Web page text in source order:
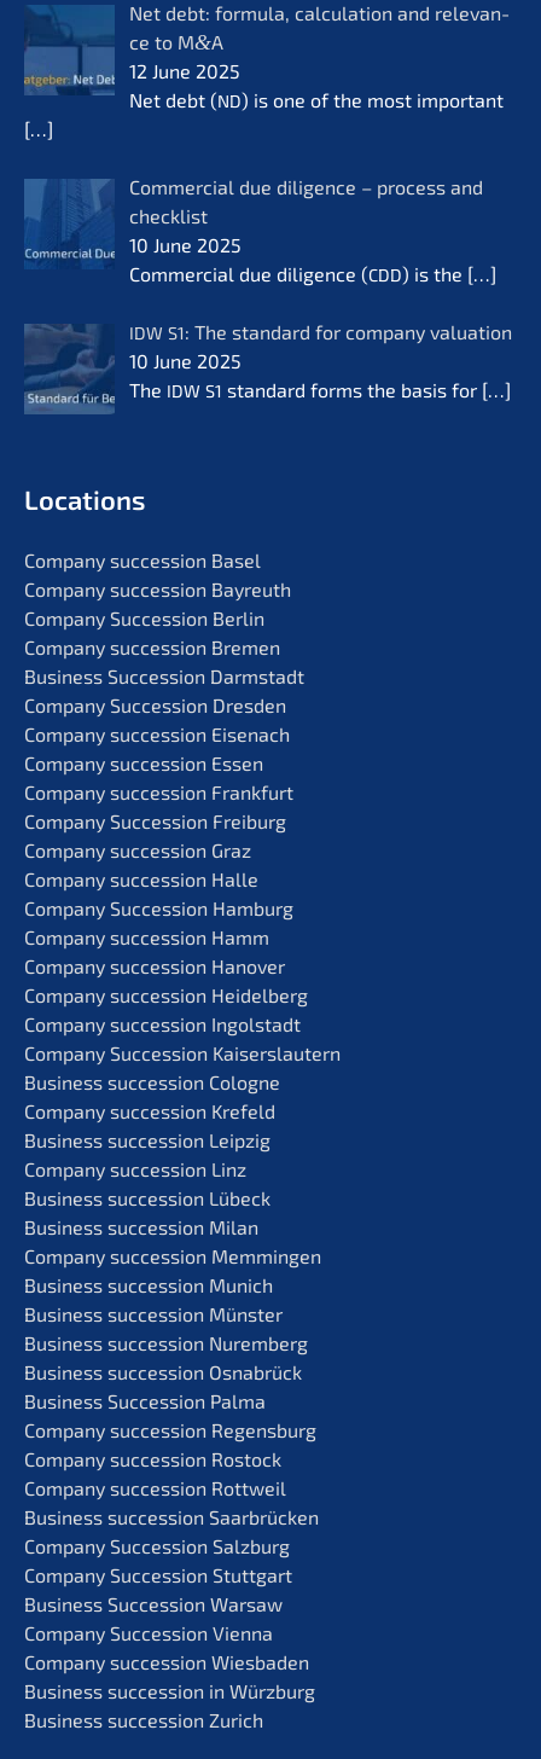
Net debt: formu­la, calcu­la­ti­on and relevan­
ce to M&A
12 June 2025
Net debt (ND) is one of the most important
[…]
Commer­cial due diligence – process and
check­list
10 June 2025
Commer­cial due diligence (CDD) is the […]
IDW S1: The standard for compa­ny valua­ti­on
10 June 2025
The IDW S1 standard forms the basis for […]
Locati­ons
Compa­ny succes­si­on Basel
Compa­ny succes­si­on Bayreuth
Compa­ny Succes­si­on Berlin
Compa­ny succes­si­on Bremen
Business Succes­si­on Darmstadt
Compa­ny Succes­si­on Dresden
Compa­ny succes­si­on Eisenach
Compa­ny succes­si­on Essen
Compa­ny succes­si­on Frankfurt
Compa­ny Succes­si­on Freiburg
Compa­ny succes­si­on Graz
Compa­ny succes­si­on Halle
Compa­ny Succes­si­on Hamburg
Compa­ny succes­si­on Hamm
Compa­ny succes­si­on Hanover
Compa­ny succes­si­on Heidelberg
Compa­ny succes­si­on Ingolstadt
Compa­ny Succes­si­on Kaiserslautern
Business succes­si­on Cologne
Compa­ny succes­si­on Krefeld
Business succes­si­on Leipzig
Compa­ny succes­si­on Linz
Business succes­si­on Lübeck
Business succes­si­on Milan
Compa­ny succes­si­on Memmingen
Business succes­si­on Munich
Business succes­si­on Münster
Business succes­si­on Nuremberg
Business succes­si­on Osnabrück
Business Succes­si­on Palma
Compa­ny succes­si­on Regensburg
Compa­ny succes­si­on Rostock
Compa­ny succes­si­on Rottweil
Business succes­si­on Saarbrücken
Compa­ny Succes­si­on Salzburg
Compa­ny Succes­si­on Stuttgart
Business Succes­si­on Warsaw
Compa­ny Succes­si­on Vienna
Compa­ny succes­si­on Wiesbaden
Business succes­si­on in Würzburg
Business succes­si­on Zurich